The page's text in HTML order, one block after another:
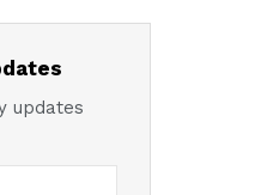
updates